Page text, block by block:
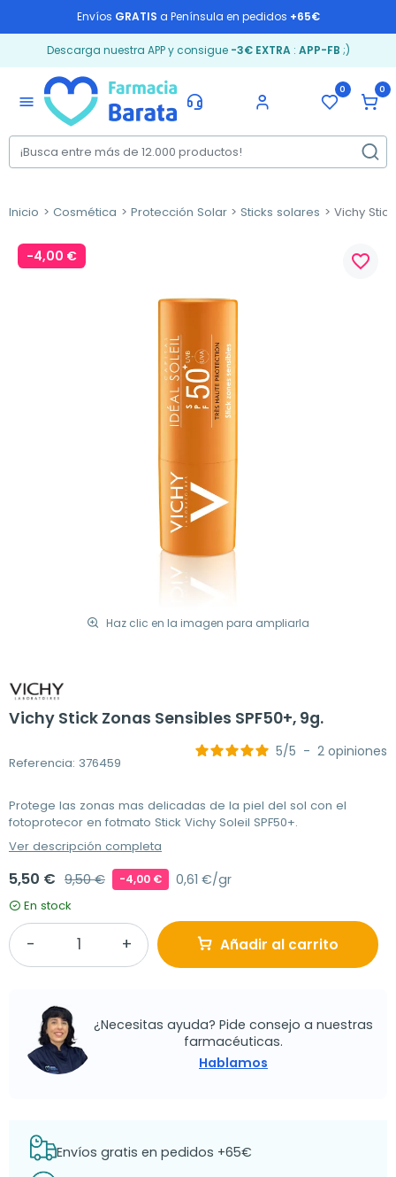
Envíos GRATIS a Península en pedidos +65€
Descarga nuestra APP y consigue -3€ EXTRA: APP-FB ;)
menu
0 0
Inicio Cosmética Protección Solar Sticks solares Vichy
-4,00 €
Haz clic en la imagen para ampliarla
favorite_border
Vichy Stick Zonas Sensibles SPF50+, 9g.
Referencia: 376459
5/5 - 2 opiniones
Protege las zonas mas delicadas de la piel del sol con el
fotoprotecor en fotmato Stick Vichy Soleil SPF50+.
Ver descripción completa
5,50 € 9,50 € -4,00 € 0,61 €/gr
En stock
Añadir al carrito
¿Necesitas ayuda? Pide consejo a nuestras
farmacéuticas.
Hablamos
Envíos gratis en pedidos +65€